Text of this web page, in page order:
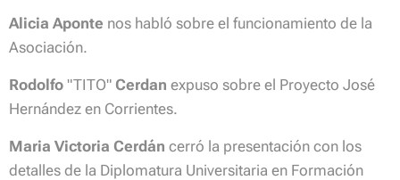
Alicia Aponte nos habló sobre el funcionamiento de la
Asociación.
Rodolfo "TITO" Cerdan expuso sobre el Proyecto José
Hernández en Corrientes.
Maria Victoria Cerdán cerró la presentación con los
detalles de la Diplomatura Universitaria en Formación